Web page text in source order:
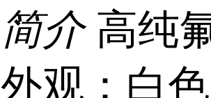
简介 高纯
外观：白